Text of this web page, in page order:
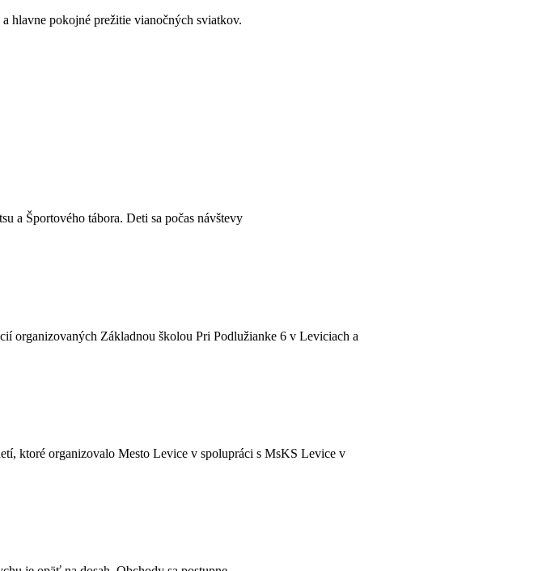
hlavne pokojné prežitie vianočných sviatkov.
a Športového tábora. Deti sa počas návštevy
organizovaných Základnou školou Pri Podlužianke 6 v Leviciach a
ktoré organizovalo Mesto Levice v spolupráci s MsKS Levice v